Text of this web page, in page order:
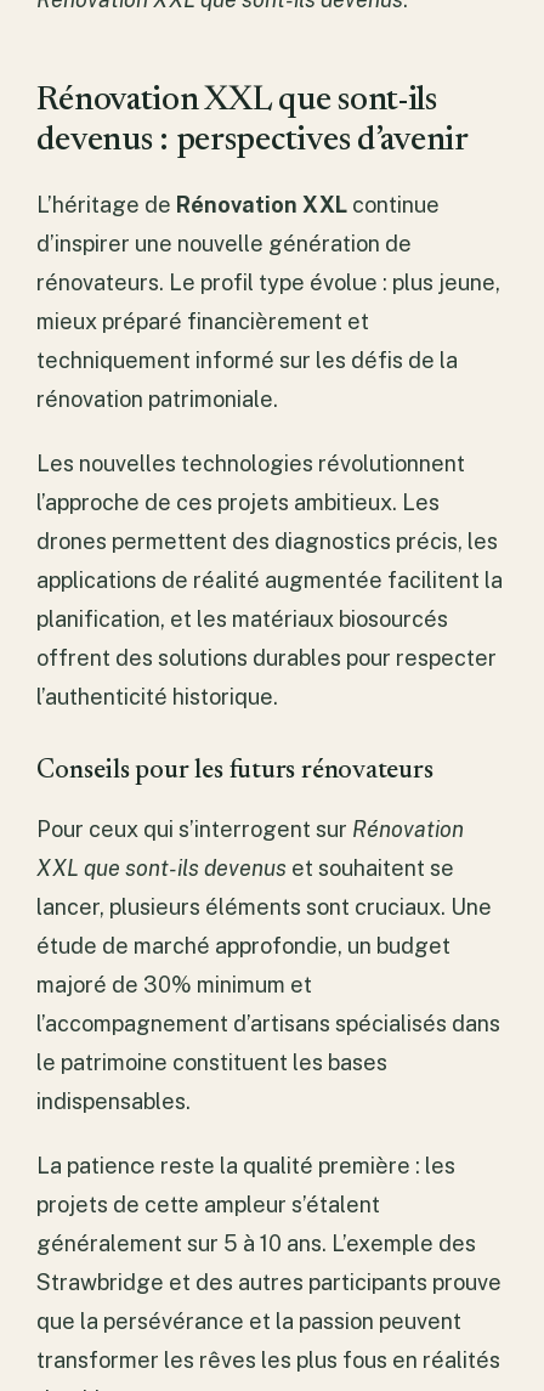
Rénovation XXL que sont-ils
devenus : perspectives d’avenir
L’héritage de Rénovation XXL continue
d’inspirer une nouvelle génération de
rénovateurs. Le profil type évolue : plus jeune,
mieux préparé financièrement et
techniquement informé sur les défis de la
rénovation patrimoniale.
Les nouvelles technologies révolutionnent
l’approche de ces projets ambitieux. Les
drones permettent des diagnostics précis, les
applications de réalité augmentée facilitent la
planification, et les matériaux biosourcés
offrent des solutions durables pour respecter
l’authenticité historique.
Conseils pour les futurs rénovateurs
Pour ceux qui s’interrogent sur Rénovation
XXL que sont-ils devenus et souhaitent se
lancer, plusieurs éléments sont cruciaux. Une
étude de marché approfondie, un budget
majoré de 30% minimum et
l’accompagnement d’artisans spécialisés dans
le patrimoine constituent les bases
indispensables.
La patience reste la qualité première : les
projets de cette ampleur s’étalent
généralement sur 5 à 10 ans. L’exemple des
Strawbridge et des autres participants prouve
que la persévérance et la passion peuvent
transformer les rêves les plus fous en réalités